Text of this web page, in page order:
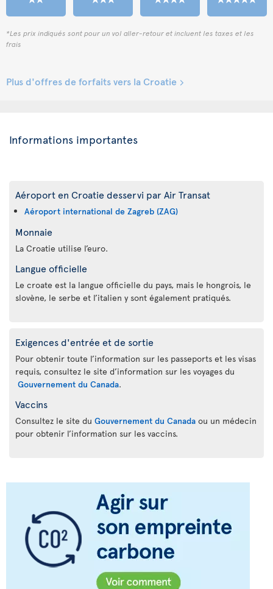
*Les prix indiqués sont pour un vol aller-retour et incluent les taxes et les
frais
Plus d'offres de forfaits vers la Croatie
Informations importantes
Aéroport en Croatie desservi par Air Transat
Aéroport international de Zagreb (ZAG)
Monnaie
La Croatie utilise l’euro.
Langue officielle
Le croate est la langue officielle du pays, mais le hongrois, le
slovène, le serbe et l’italien y sont également pratiqués.
Exigences d'entrée et de sortie
Pour obtenir toute l’information sur les passeports et les visas
requis, consultez le site d’information sur les voyages du
Gouvernement du Canada.
Vaccins
Consultez le site du Gouvernement du Canada ou un médecin
pour obtenir l’information sur les vaccins.